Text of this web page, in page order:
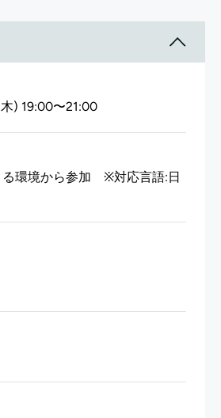
) 19:00〜21:00
る環境から参加 ※対応言語:日